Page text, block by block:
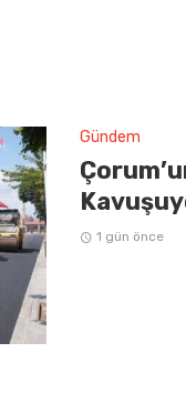
Gündem
1 gün önce